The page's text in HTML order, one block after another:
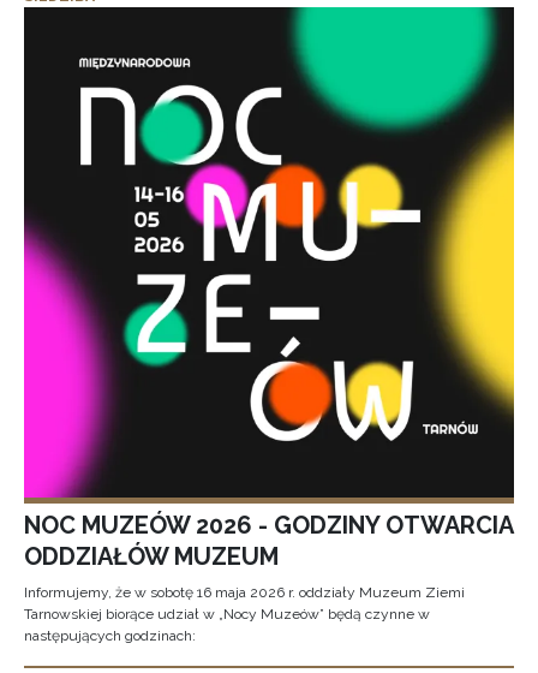
NOC MUZEÓW 2026 - GODZINY OTWARCIA
ODDZIAŁÓW MUZEUM
Informujemy, że w sobotę 16 maja 2026 r. oddziały Muzeum Ziemi
Tarnowskiej biorące udział w „Nocy Muzeów” będą czynne w
następujących godzinach: